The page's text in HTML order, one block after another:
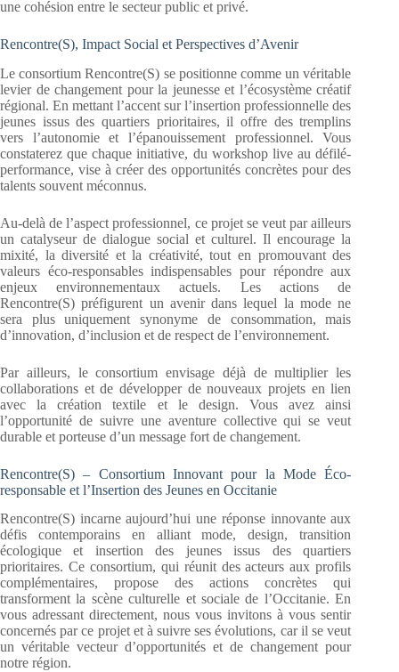
une cohésion entre le secteur public et privé.
Rencontre(S), Impact Social et Perspectives d’Avenir
Le consortium Rencontre(S) se positionne comme un véritable
levier de changement pour la jeunesse et l’écosystème créatif
régional. En mettant l’accent sur l’insertion professionnelle des
jeunes issus des quartiers prioritaires, il offre des tremplins
vers l’autonomie et l’épanouissement professionnel. Vous
constaterez que chaque initiative, du workshop live au défilé-
performance, vise à créer des opportunités concrètes pour des
talents souvent méconnus.
Au-delà de l’aspect professionnel, ce projet se veut par ailleurs
un catalyseur de dialogue social et culturel. Il encourage la
mixité, la diversité et la créativité, tout en promouvant des
valeurs éco-responsables indispensables pour répondre aux
enjeux environnementaux actuels. Les actions de
Rencontre(S) préfigurent un avenir dans lequel la mode ne
sera plus uniquement synonyme de consommation, mais
d’innovation, d’inclusion et de respect de l’environnement.
Par ailleurs, le consortium envisage déjà de multiplier les
collaborations et de développer de nouveaux projets en lien
avec la création textile et le design. Vous avez ainsi
l’opportunité de suivre une aventure collective qui se veut
durable et porteuse d’un message fort de changement.
Rencontre(S) – Consortium Innovant pour la Mode Éco-
responsable et l’Insertion des Jeunes en Occitanie
Rencontre(S) incarne aujourd’hui une réponse innovante aux
défis contemporains en alliant mode, design, transition
écologique et insertion des jeunes issus des quartiers
prioritaires. Ce consortium, qui réunit des acteurs aux profils
complémentaires, propose des actions concrètes qui
transforment la scène culturelle et sociale de l’Occitanie. En
vous adressant directement, nous vous invitons à vous sentir
concernés par ce projet et à suivre ses évolutions, car il se veut
un véritable vecteur d’opportunités et de changement pour
notre région.